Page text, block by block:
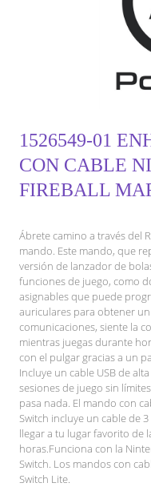
1526549-01
CON CABLE
FIREBALL
Ábrete camino a través del
mando. Este mando, que
versión de lanzador de
funciones de juego, como
asignables que puede
auriculares para obtener
comunicaciones, siente la
mientras juegas durante
con el pulgar gracias a un
Incluye un cable USB de
sesiones de juego sin
pasa nada. El mando con
Switch incluye un cable de
llegar a tu lugar favorito de
horas.Funciona con la
Switch. Los mandos con
Switch Lite.